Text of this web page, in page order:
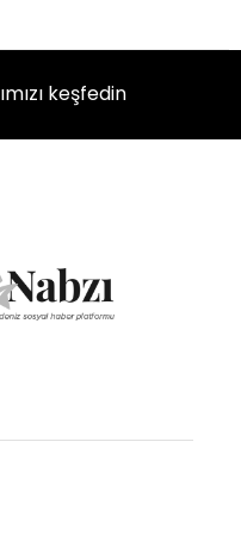
keşfedin